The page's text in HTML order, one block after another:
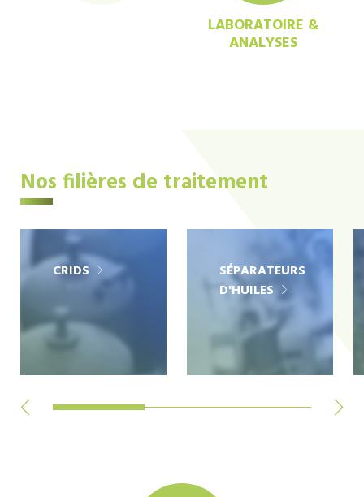
LABORATOIRE &
ANALYSES
Nos filières de traitement
CRIDS
SÉPARATEURS
D'HUILES